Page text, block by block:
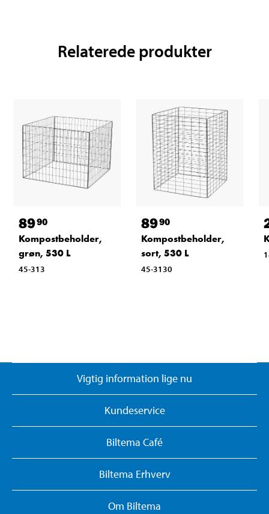
Relaterede produkter
8990
Kompostbeholder,
grøn, 530 L
45-313
8990
Kompostbeholder,
sort, 530 L
45-3130
Vigtig information lige nu
Kundeservice
Biltema Café
Biltema Erhverv
Om Biltema